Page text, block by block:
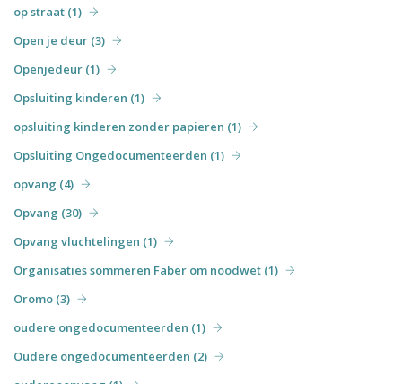
op straat (1)
Open je deur (3)
Openjedeur (1)
Opsluiting kinderen (1)
opsluiting kinderen zonder papieren (1)
Opsluiting Ongedocumenteerden (1)
opvang (4)
Opvang (30)
Opvang vluchtelingen (1)
Organisaties sommeren Faber om noodwet (1)
Oromo (3)
oudere ongedocumenteerden (1)
Oudere ongedocumenteerden (2)